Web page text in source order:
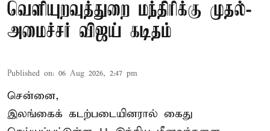
வெளியுறவுத்துறை மந்திரிக்கு முதல்-
அமைச்சர் விஜய் கடிதம்
Published on: 06 Aug 2026, 2:47 pm
சென்னை,
இலங்கைக் கடற்படையினரால் கைது